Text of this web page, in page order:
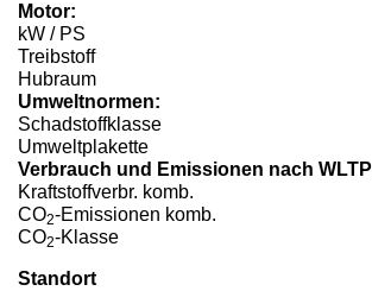
Motor:
kW / PS
Treibstoff
Hubraum
Umweltnormen:
Schadstoffklasse
Umweltplakette
Verbrauch und Emissionen nach
Kraftstoffverbr. komb.
CO2-Emissionen komb.
CO2-Klasse
Standort